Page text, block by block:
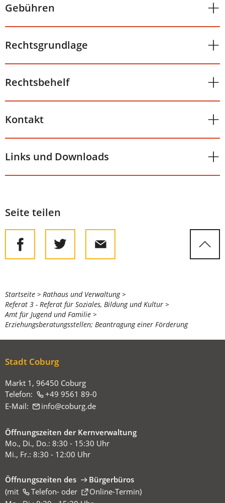
Gebühren
Rechtsgrundlage
Rechtsbehelf
Kontakt
Links und Downloads
Seite teilen
Sie
befinden
sich
hier:
Startseite
Rathaus und Verwaltung
Referat 3 - Referat für Soziales, Bildung und Kultur
Amt für Jugend und Familie
Erziehungsberatungsstellen; Beantragung einer Förderung
Stadt Coburg
Markt 1, 96450 Coburg
Telefon:
+49 9561 89-0
E-Mail:
info coburg de
Öffnungszeiten der Kernverwaltung
Mo., Di., Do.: 8:30 - 15:30 Uhr
Mi., Fr.: 8:30 - 12:00 Uhr
Öffnungszeiten des
Bürgerbüros
(mit
Telefon-oder Online-Termin
(Öffnet
)